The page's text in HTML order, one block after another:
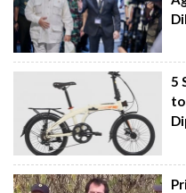
5
to